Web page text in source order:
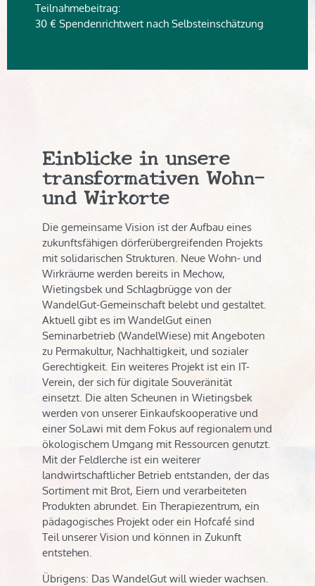
Teilnahmebeitrag:
30 € Spendenrichtwert nach Selbsteinschätzung
Einblicke in unsere
transformativen Wohn-
und Wirkorte
Die gemeinsame Vision ist der Aufbau eines
zukunftsfähigen dörferübergreifenden Projekts
mit solidarischen Strukturen. Neue Wohn- und
Wirkräume werden bereits in Mechow,
Wietingsbek und Schlagbrügge von der
WandelGut-Gemeinschaft belebt und gestaltet.
Aktuell gibt es im WandelGut einen
Seminarbetrieb (WandelWiese) mit Angeboten
zu Permakultur, Nachhaltigkeit, und sozialer
Gerechtigkeit. Ein weiteres Projekt ist ein IT-
Verein, der sich für digitale Souveränität
einsetzt. Die alten Scheunen in Wietingsbek
werden von unserer Einkaufskooperative und
einer SoLawi mit dem Fokus auf regionalem und
ökologischem Umgang mit Ressourcen genutzt.
Mit der Feldlerche ist ein weiterer
landwirtschaftlicher Betrieb entstanden, der das
Sortiment mit Brot, Eiern und verarbeiteten
Produkten abrundet. Ein Therapiezentrum, ein
pädagogisches Projekt oder ein Hofcafé sind
Teil unserer Vision und können in Zukunft
entstehen.
Übrigens: Das WandelGut will wieder wachsen.